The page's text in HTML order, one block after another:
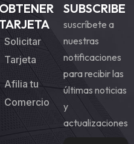
OBTENER
Solicitar
Tarjeta
Afilia tu
Comercio
SUBSCRIBE
suscríbete a
nuestras
notificaciones
para recibir las
últimas noticias
y
actualizaciones